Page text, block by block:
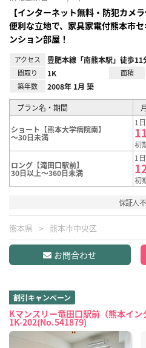
【インターネット無料・防犯カメ
便利な立地で、家具家電付熊本市
ンション部屋！
アクセス 豊肥本線「南熊本駅」徒歩11
間取り 1K 面積
築年数 2008年 1月 築
プラン名・期間
ショート【熊本大学病院南】
～30日未満
1
初
ロング【滝田口駅前】
30日以上～360日未満
1
初
保証人
熊本県 熊本市中央区
お問合わせ
割引キャンペーン
Kマンスリー竜田口駅前（熊本イン
1K-202(No.541879)